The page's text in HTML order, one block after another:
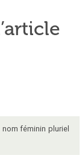
nom féminin pluriel